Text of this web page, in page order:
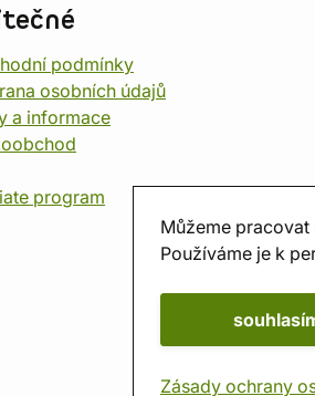
Můžeme pracovat
Používáme je k
Zásady ochrany
podmínky
osobních údajů
a informace
program